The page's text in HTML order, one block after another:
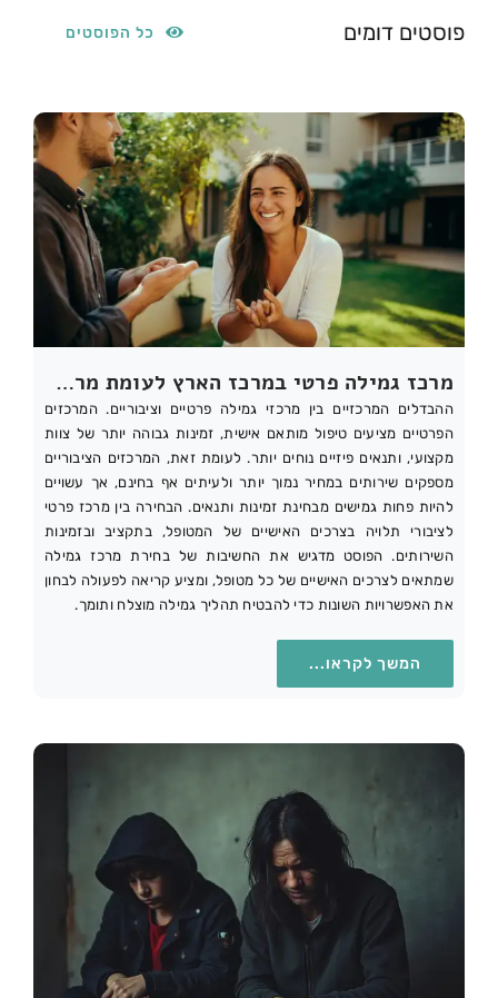
פוסטים דומים כל הפוסטים
מרכז גמילה פרטי במרכז הארץ לעומת מרכז ציבורי: מה ההבדלים?
ההבדלים המרכזיים בין מרכזי גמילה פרטיים וציבוריים. המרכזים
הפרטיים מציעים טיפול מותאם אישית, זמינות גבוהה יותר של צוות
מקצועי, ותנאים פיזיים נוחים יותר. לעומת זאת, המרכזים הציבוריים
מספקים שירותים במחיר נמוך יותר ולעיתים אף בחינם, אך עשויים
להיות פחות גמישים מבחינת זמינות ותנאים. הבחירה בין מרכז פרטי
לציבורי תלויה בצרכים האישיים של המטופל, בתקציב ובזמינות
השירותים. הפוסט מדגיש את החשיבות של בחירת מרכז גמילה
שמתאים לצרכים האישיים של כל מטופל, ומציע קריאה לפעולה לבחון
את האפשרויות השונות כדי להבטיח תהליך גמילה מוצלח ותומך.
המשך לקראו...